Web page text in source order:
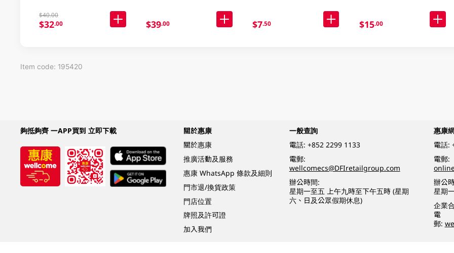
$40.00
$32.00 $39.00 $7.50 $15.00
Item code: 195420
夠抵夠齊 一APP買到 立即下載
關於惠康
關於惠康
推廣活動及服務
惠康 WhatsApp 條款及細則
門市退/換貨政策
門店位置
牌照及許可證
加入我們
一般查詢
電話: +852 2299 1133
電郵:
wellcomecs@DFIretailgroup.com
辦公時間:
星期一至五 上午九時至下午五時 (星期
六、日及公眾假期休息)
惠康
電話:
電郵:
辦公
星期
企業
電
郵: